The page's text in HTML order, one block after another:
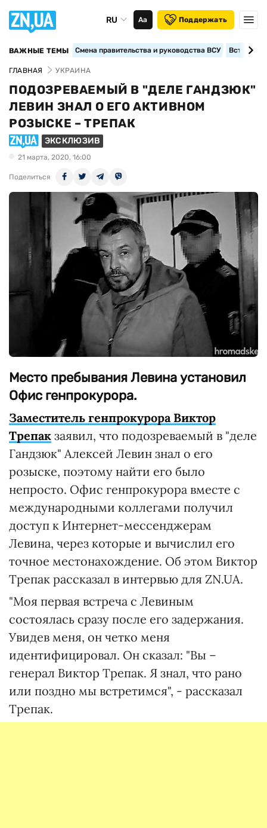
RU Аа Поддержать
ВАЖНЫЕ ТЕМЫ Смена правительства и руководства ВСУ
ГЛАВНАЯ УКРАИНА
ПОДОЗРЕВАЕМЫЙ В "ДЕЛЕ ГАНДЗЮК"
ЛЕВИН ЗНАЛ О ЕГО АКТИВНОМ
РОЗЫСКЕ – ТРЕПАК
ЭКСКЛЮЗИВ
21 марта, 2020, 16:00
Поделиться
Место пребывания Левина установил
Офис генпрокурора.
Заместитель генпрокурора Виктор
Трепак заявил, что подозреваемый в "деле
Гандзюк" Алексей Левин знал о его
розыске, поэтому найти его было
непросто. Офис генпрокурора вместе с
международными коллегами получил
доступ к Интернет-мессенджерам
Левина, через которые и вычислил его
точное местонахождение. Об этом Виктор
Трепак рассказал в интервью для ZN.UA.
"Моя первая встреча с Левиным
состоялась сразу после его задержания.
Увидев меня, он четко меня
идентифицировал. Он сказал: "Вы –
генерал Виктор Трепак. Я знал, что рано
или поздно мы встретимся", - рассказал
Трепак.